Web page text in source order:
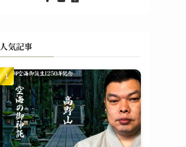
人気記事